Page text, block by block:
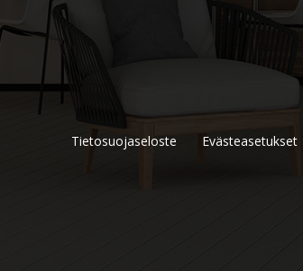
Tietosuojaseloste Evästeasetukset